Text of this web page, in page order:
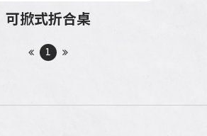
可掀式折合桌
1